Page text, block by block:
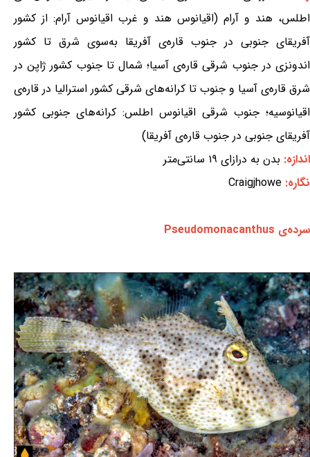
اطلس، هند و آرام (اقیانوس هند و غرب اقیانوس آرام: از کشور
آفریقای جنوبی در جنوب قاره‌ی آفریقا به‌سوی شرق تا کشور
اندونزی در جنوب شرقی قاره‌ی آسیا؛ شمال تا جنوب کشور ژاپن در
شرق قاره‌ی آسیا و جنوب تا کرانه‌های شرقی کشور استرالیا در قاره‌ی
اقیانوسیه؛ جنوب شرقی اقیانوس اطلس: کرانه‌های جنوبی کشور
آفریقای جنوبی در جنوب قاره‌ی آفریقا)
اندازه: بدن به درازای ۱۹ سانتی‌متر
نگاره: Craigjhowe
سرده‌ی Pseudomonacanthus